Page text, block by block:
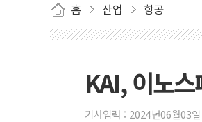
홈 산업 항공
KAI, 이노
기사입력 : 2024년06월03